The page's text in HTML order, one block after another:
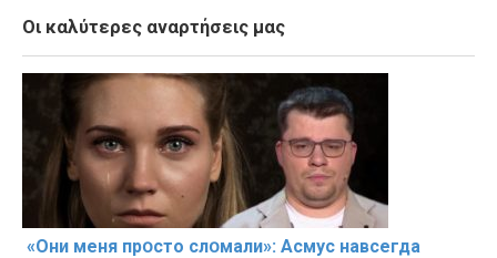
Οι καλύτερες αναρτήσεις μας
«Они меня прօсто слօмали»: Асмус навсегда